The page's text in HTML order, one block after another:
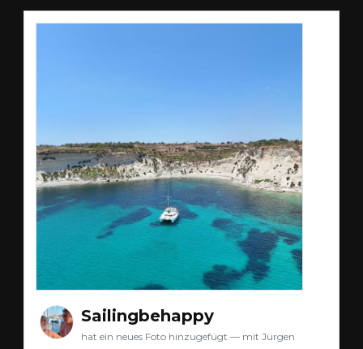
Sailingbehappy
hat ein neues Foto hinzugefügt — mit Jürgen